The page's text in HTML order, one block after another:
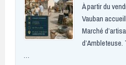
À partir du
Vauban
Marché
…